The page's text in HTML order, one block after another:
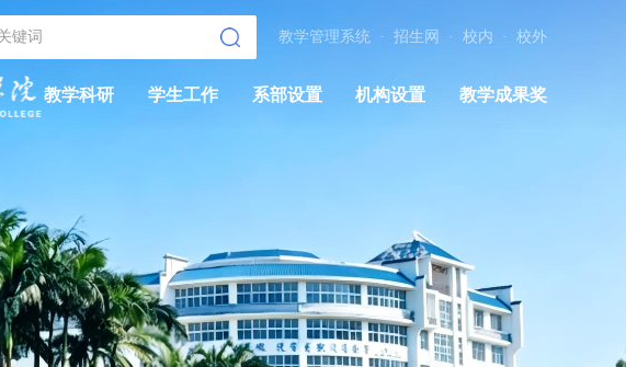
教学管理系统 · 招生网 · 校内 · 校外
教学科研 学生工作 系部设置 机构设置 教学成果奖